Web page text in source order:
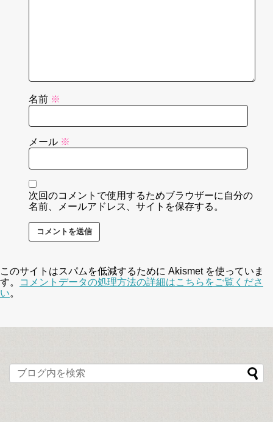
名前 ※
メール ※
次回のコメントで使用するためブラウザーに自分の
名前、メールアドレス、サイトを保存する。
このサイトはスパムを低減するために Akismet を使っていま
す。
コメントデータの処理方法の詳細はこちらをご覧くださ
い。